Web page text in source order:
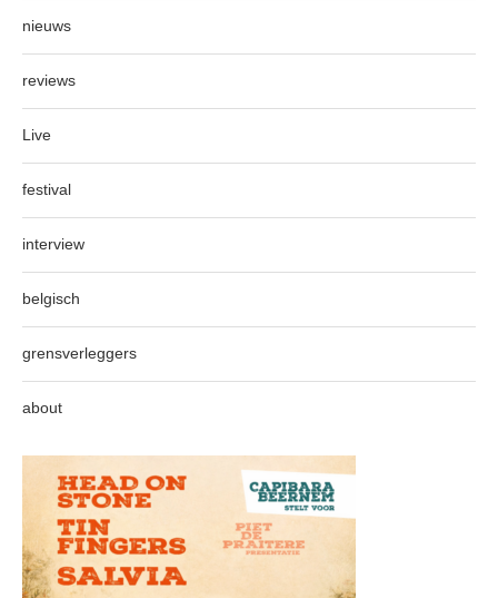
nieuws
reviews
Live
festival
interview
belgisch
grensverleggers
about